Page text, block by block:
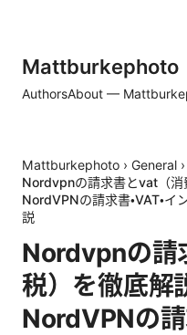
Mattburkephoto
AuthorsAbout —
Mattburkephoto › General ›
Nordvpnの請求書とvat（消
NordVPNの請求書・VAT・
説
Nordvpnの請
税）を徹底解
NordVPNの請